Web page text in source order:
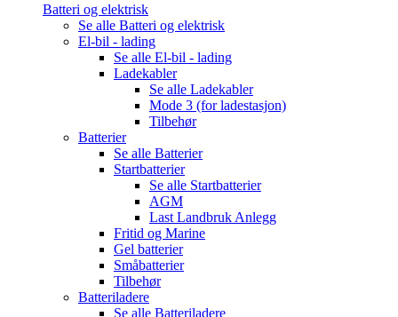
Batteri og elektrisk
Se alle Batteri og elektrisk
El-bil - lading
Se alle El-bil - lading
Ladekabler
Se alle Ladekabler
Mode 3 (for ladestasjon)
Tilbehør
Batterier
Se alle Batterier
Startbatterier
Se alle Startbatterier
AGM
Last Landbruk Anlegg
Fritid og Marine
Gel batterier
Småbatterier
Tilbehør
Batteriladere
Se alle Batteriladere